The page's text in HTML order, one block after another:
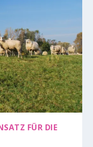
FÜR DIE